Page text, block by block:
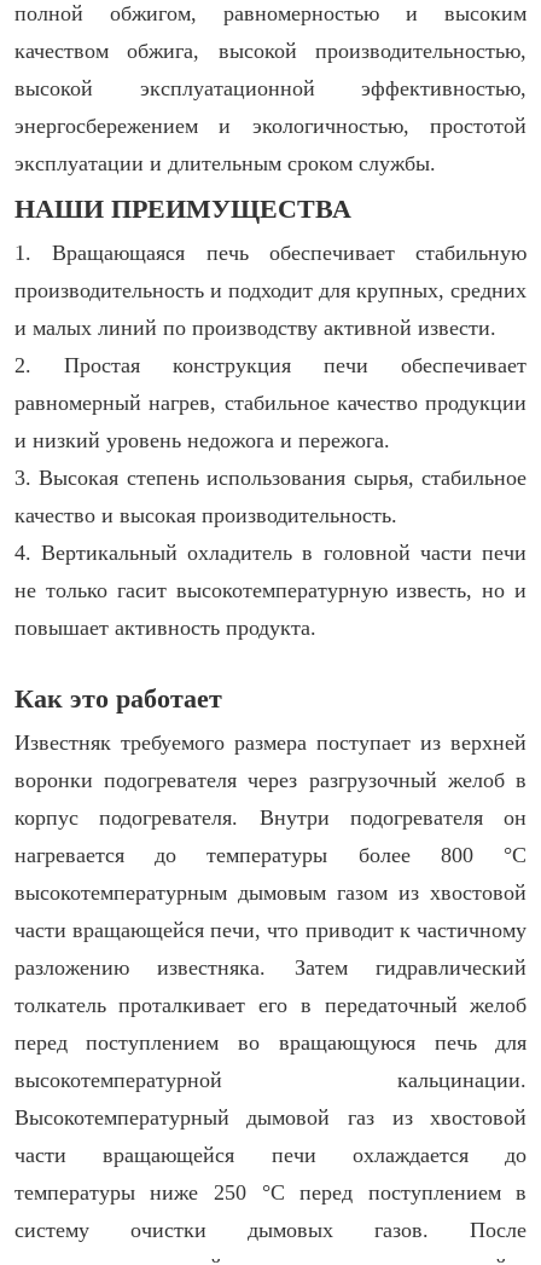
полной обжигом, равномерностью и высоким
качеством обжига, высокой производительностью,
высокой эксплуатационной эффективностью,
энергосбережением и экологичностью, простотой
эксплуатации и длительным сроком службы.
НАШИ ПРЕИМУЩЕСТВА
1. Вращающаяся печь обеспечивает стабильную
производительность и подходит для крупных, средних
и малых линий по производству активной извести.
2. Простая конструкция печи обеспечивает
равномерный нагрев, стабильное качество продукции
и низкий уровень недожога и пережога.
3. Высокая степень использования сырья, стабильное
качество и высокая производительность.
4. Вертикальный охладитель в головной части печи
не только гасит высокотемпературную известь, но и
повышает активность продукта.
Как это работает
Известняк требуемого размера поступает из верхней
воронки подогревателя через разгрузочный желоб в
корпус подогревателя. Внутри подогревателя он
нагревается до температуры более 800 °C
высокотемпературным дымовым газом из хвостовой
части вращающейся печи, что приводит к частичному
разложению известняка. Затем гидравлический
толкатель проталкивает его в передаточный желоб
перед поступлением во вращающуюся печь для
высокотемпературной кальцинации.
Высокотемпературный дымовой газ из хвостовой
части вращающейся печи охлаждается до
температуры ниже 250 °C перед поступлением в
систему очистки дымовых газов. После